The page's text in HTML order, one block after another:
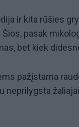
ir kita rūšies
pasak
bet kiek
pažįstama
neprilygsta